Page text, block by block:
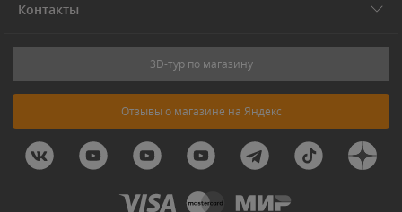
Контакты
3D-тур по магазину
Отзывы о магазине на Яндекс